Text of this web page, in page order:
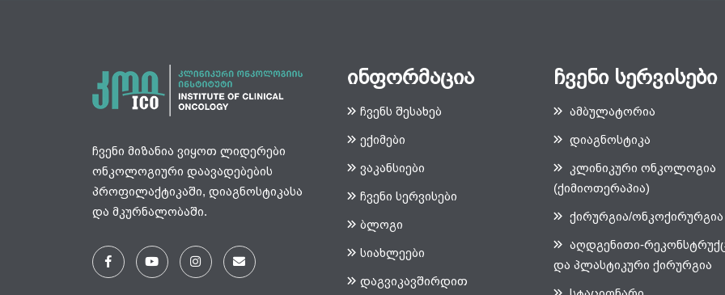
ჩვენი მიზანია ვიყოთ ლიდერები
ონკოლოგიური დაავადებების
პროფილაქტიკაში, დიაგნოსტიკასა
და მკურნალობაში.
ინფორმაცია
ჩვენს შესახებ
ექიმები
ვაკანსიები
ჩვენი სერვისები
ბლოგი
სიახლეები
დაგვიკავშირდით
ჩვენი სერვისები
ამბულატორია
დიაგნოსტიკა
კლინიკური ონკოლოგია
(ქიმიოთერაპია)
ქირურგია/ონკოქირურგია
აღდგენითი-
და პლასტიკური ქირურგია